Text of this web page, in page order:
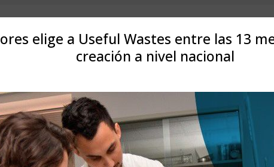
elige a Useful Wastes entre las 13
creación a nivel nacional